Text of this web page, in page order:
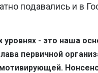
подавались и в
- это наша
первичной